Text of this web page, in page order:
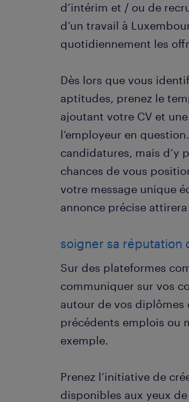
d’intérim et / ou de
d’un travail à
quotidiennement les
Dès lors que vous
aptitudes, prenez le
ajoutant votre CV et
l’employeur en
candidatures, mais d’y
chances de vous
votre message unique
annonce précise
soigner sa réputation
Sur des plateformes
communiquer sur vos
autour de vos diplômes
précédents emplois ou
exemple.
Prenez l’initiative de
disponibles aux yeux